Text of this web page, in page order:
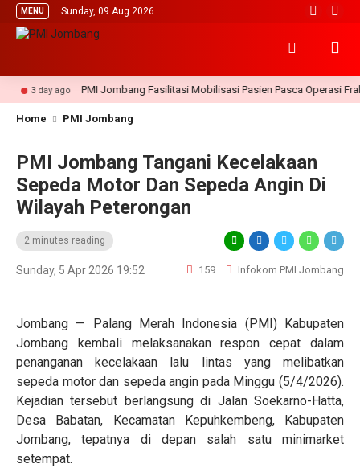
MENU Sunday, 09 Aug 2026
3 day ago PMI Jombang Fasilitasi Mobilisasi Pasien Pasca Operasi Fraktur
Home PMI Jombang
PMI Jombang Tangani Kecelakaan
Sepeda Motor Dan Sepeda Angin Di
Wilayah Peterongan
2 minutes reading
Sunday, 5 Apr 2026 19:52 159 Infokom PMI Jombang
Jombang — Palang Merah Indonesia (PMI) Kabupaten
Jombang kembali melaksanakan respon cepat dalam
penanganan kecelakaan lalu lintas yang melibatkan
sepeda motor dan sepeda angin pada Minggu (5/4/2026).
Kejadian tersebut berlangsung di Jalan Soekarno-Hatta,
Desa Babatan, Kecamatan Kepuhkembeng, Kabupaten
Jombang, tepatnya di depan salah satu minimarket
setempat.